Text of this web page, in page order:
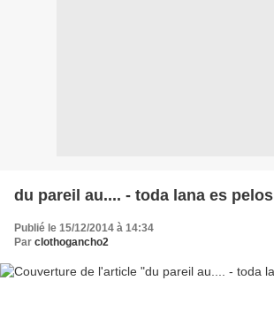
du pareil au.... - toda lana es pelos
Publié le 15/12/2014 à 14:34
Par clothogancho2